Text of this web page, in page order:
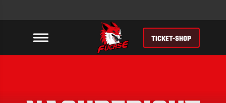
TICKET-SHOP